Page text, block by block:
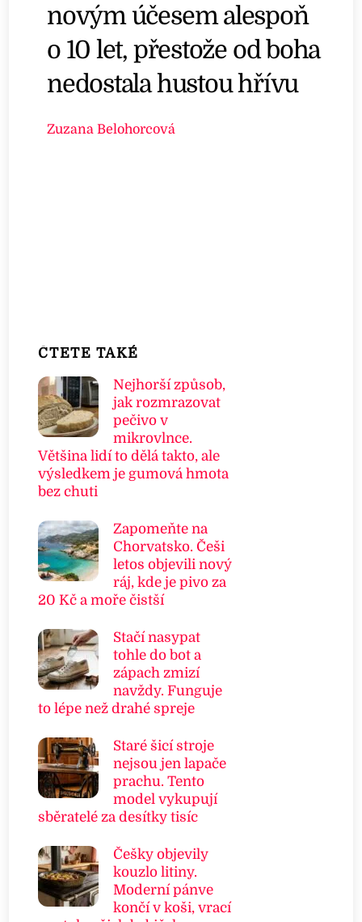
novým účesem alespoň
o 10 let, přestože od boha
nedostala hustou hřívu
Zuzana Belohorcová
ČTETE TAKÉ
Nejhorší způsob,
jak rozmrazovat
pečivo v
mikrovlnce.
Většina lidí to dělá takto, ale
výsledkem je gumová hmota
bez chuti
Zapomeňte na
Chorvatsko. Češi
letos objevili nový
ráj, kde je pivo za
20 Kč a moře čistší
Stačí nasypat
tohle do bot a
zápach zmizí
navždy. Funguje
to lépe než drahé spreje
Staré šicí stroje
nejsou jen lapače
prachu. Tento
model vykupují
sběratelé za desítky tisíc
Češky objevily
kouzlo litiny.
Moderní pánve
končí v koši, vrací